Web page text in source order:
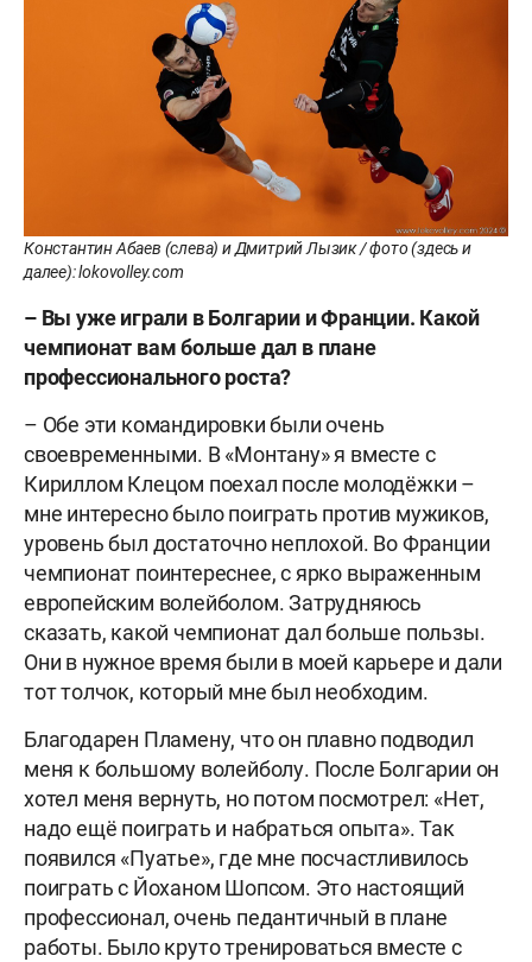
Константин Абаев (слева) и Дмитрий Лызик / фото (здесь и
далее): lokovolley.com
– Вы уже играли в Болгарии и Франции. Какой
чемпионат вам больше дал в плане
профессионального роста?
– Обе эти командировки были очень
своевременными. В «Монтану» я вместе с
Кириллом Клецом поехал после молодёжки –
мне интересно было поиграть против мужиков,
уровень был достаточно неплохой. Во Франции
чемпионат поинтереснее, с ярко выраженным
европейским волейболом. Затрудняюсь
сказать, какой чемпионат дал больше пользы.
Они в нужное время были в моей карьере и дали
тот толчок, который мне был необходим.
Благодарен Пламену, что он плавно подводил
меня к большому волейболу. После Болгарии он
хотел меня вернуть, но потом посмотрел: «Нет,
надо ещё поиграть и набраться опыта». Так
появился «Пуатье», где мне посчастливилось
поиграть с Йоханом Шопсом. Это настоящий
профессионал, очень педантичный в плане
работы. Было круто тренироваться вместе с